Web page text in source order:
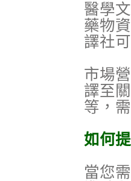
醫學
藥物
譯社
市場
譯至
等，
如何
當您